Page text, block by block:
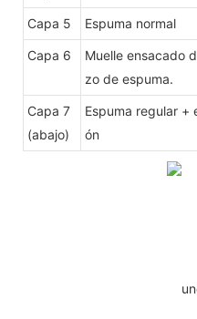
Capa 5 Espuma normal
Capa 6
Muelle ensacado
zo de espuma.
Capa 7
(abajo)
Espuma regular +
ón